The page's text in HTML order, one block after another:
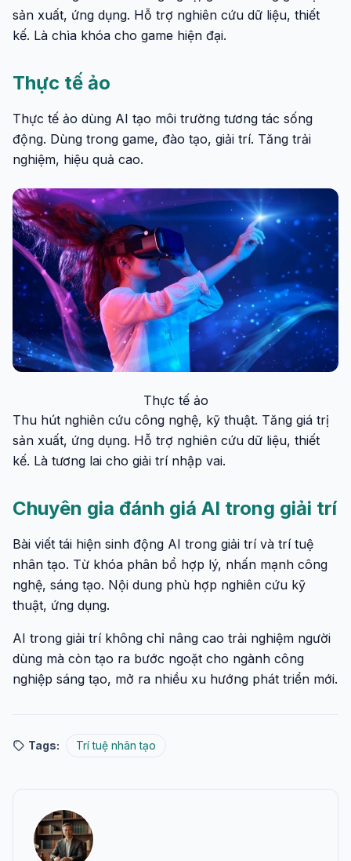
sản xuất, ứng dụng. Hỗ trợ nghiên cứu dữ liệu, thiết
kế. Là chìa khóa cho game hiện đại.
Thực tế ảo
Thực tế ảo dùng AI tạo môi trường tương tác sống
động. Dùng trong game, đào tạo, giải trí. Tăng trải
nghiệm, hiệu quả cao.
Thực tế ảo
Thu hút nghiên cứu công nghệ, kỹ thuật. Tăng giá trị
sản xuất, ứng dụng. Hỗ trợ nghiên cứu dữ liệu, thiết
kế. Là tương lai cho giải trí nhập vai.
Chuyên gia đánh giá AI trong giải trí
Bài viết tái hiện sinh động AI trong giải trí và trí tuệ
nhân tạo. Từ khóa phân bổ hợp lý, nhấn mạnh công
nghệ, sáng tạo. Nội dung phù hợp nghiên cứu kỹ
thuật, ứng dụng.
AI trong giải trí không chỉ nâng cao trải nghiệm người
dùng mà còn tạo ra bước ngoặt cho ngành công
nghiệp sáng tạo, mở ra nhiều xu hướng phát triển mới.
Tags: Trí tuệ nhân tạo